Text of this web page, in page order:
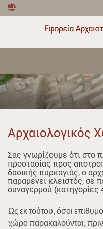
Αρχαιολογικός
Σας γνωρίζουμε ότι στο
προστασίας προς
δασικής πυρκαγιάς, ο
παραμένει κλειστός, σε
συναγερμού (κατηγορίες
Ως εκ τούτου, όσοι
χώρο παρακαλούνται,